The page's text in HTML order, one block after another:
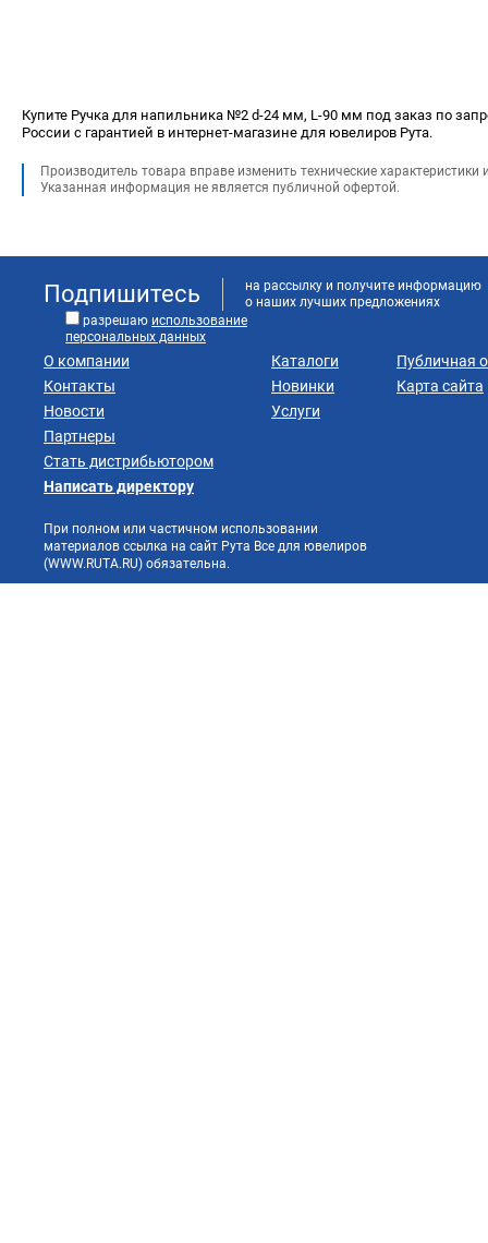
Купите Ручка для напильника №2 d-24 мм, L-90 мм под заказ по
России с гарантией в интернет-магазине для ювелиров Рута.
Производитель товара вправе изменить технические
Указанная информация не является публичной офертой.
Подпишитесь
на рассылку и получите информацию
о наших лучших предложениях
разрешаю использование
персональных данных
О компании
Контакты
Новости
Партнеры
Стать дистрибьютором
Каталоги
Новинки
Услуги
Публичная
Карта сайта
Написать директору
При полном или частичном использовании
материалов ссылка на сайт Рута Все для ювелиров
(WWW.RUTA.RU) обязательна.